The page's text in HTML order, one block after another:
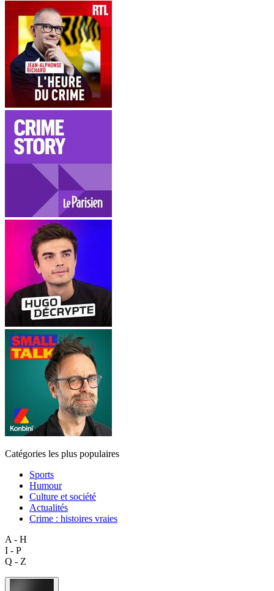
Catégories les plus populaires
Sports
Humour
Culture et société
Actualités
Crime : histoires vraies
A - H
I - P
Q - Z